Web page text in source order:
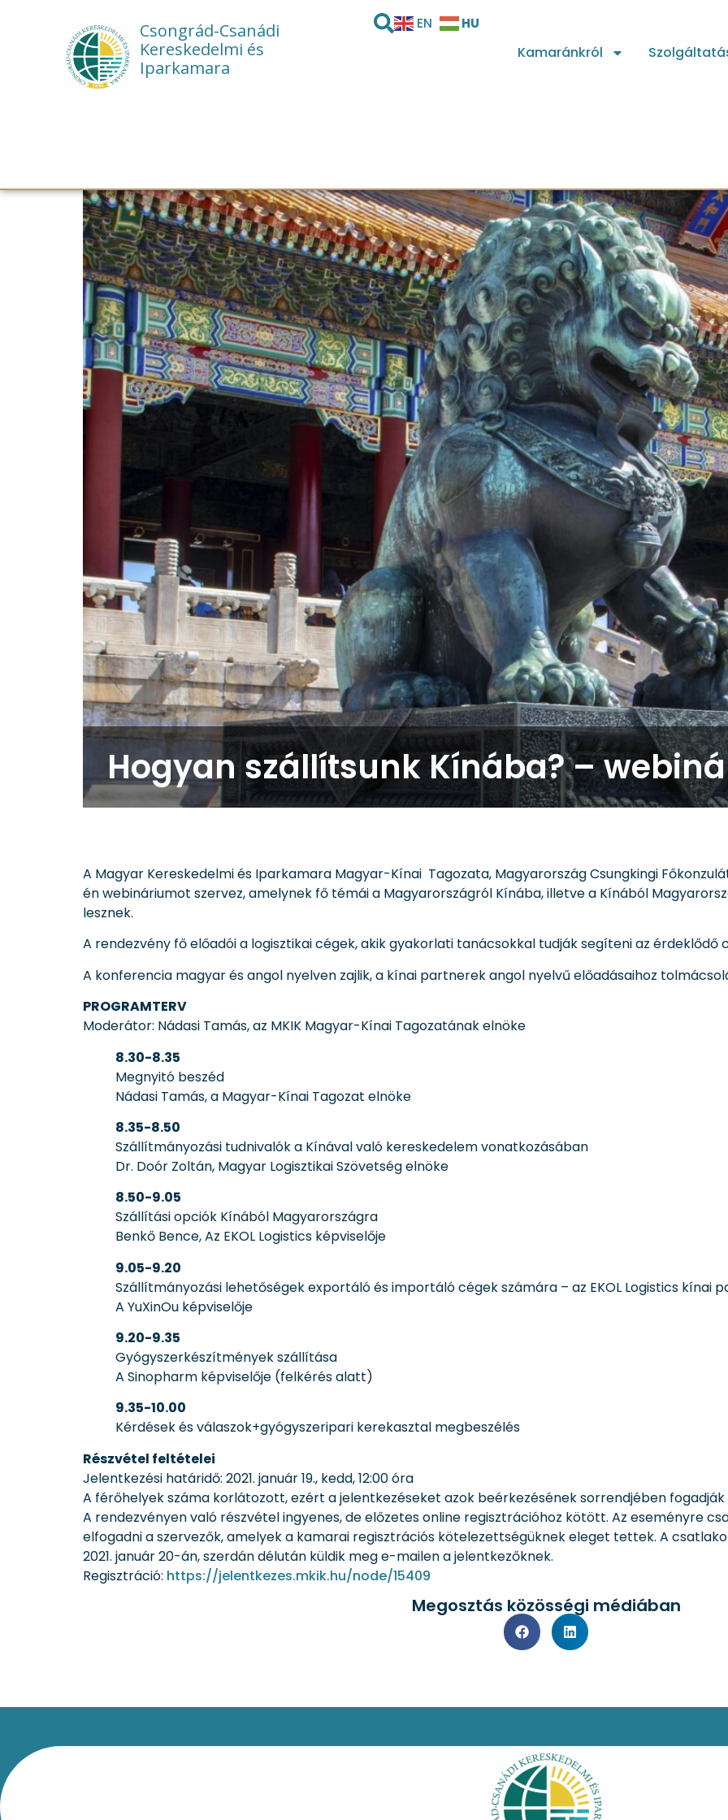
Csongrád-Csanádi
Kereskedelmi és
Iparkamara
EN HU
Kamaránkról
Hogyan szállítsunk Kínába? –
A Magyar Kereskedelmi és Iparkamara Magyar-Kínai Tagozata, Magyarország Csungkingi
én webináriumot szervez, amelynek fő témái a Magyarországról Kínába, illetve a Kínából
lesznek.
A rendezvény fő előadói a logisztikai cégek, akik gyakorlati tanácsokkal tudják segíteni az érdeklődő
A konferencia magyar és angol nyelven zajlik, a kínai partnerek angol nyelvű előadásaihoz
PROGRAMTERV
Moderátor: Nádasi Tamás, az MKIK Magyar-Kínai Tagozatának elnöke
8.30-8.35
Megnyitó beszéd
Nádasi Tamás, a Magyar-Kínai Tagozat elnöke
8.35-8.50
Szállítmányozási tudnivalók a Kínával való kereskedelem vonatkozásában
Dr. Doór Zoltán, Magyar Logisztikai Szövetség elnöke
8.50-9.05
Szállítási opciók Kínából Magyarországra
Benkő Bence, Az EKOL Logistics képviselője
9.05-9.20
Szállítmányozási lehetőségek exportáló és importáló cégek számára – az EKOL Logistics kínai
A YuXinOu képviselője
9.20-9.35
Gyógyszerkészítmények szállítása
A Sinopharm képviselője (felkérés alatt)
9.35-10.00
Kérdések és válaszok+gyógyszeripari kerekasztal megbeszélés
Részvétel feltételei
Jelentkezési határidő: 2021. január 19., kedd, 12:00 óra
A férőhelyek száma korlátozott, ezért a jelentkezéseket azok beérkezésének sorrendjében fogadják
A rendezvényen való részvétel ingyenes, de előzetes online regisztrációhoz kötött. Az eseményre
elfogadni a szervezők, amelyek a kamarai regisztrációs kötelezettségüknek eleget tettek. A
2021. január 20-án, szerdán délután küldik meg e-mailen a jelentkezőknek.
Regisztráció: https://jelentkezes.mkik.hu/node/15409
Megosztás közösségi médiában